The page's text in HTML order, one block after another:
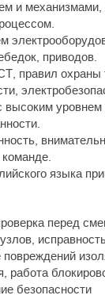
и
приводов.
правил охраны
уровнем
языка
перед
повреждений
работа
безопасности